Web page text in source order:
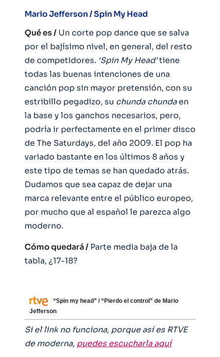
Mario Jefferson / Spin My Head
Qué es / Un corte pop dance que se salva
por el bajísimo nivel, en general, del resto
de competidores. ‘Spin My Head’tiene
todas las buenas intenciones de una
canción pop sin mayor pretensión, con su
estribillo pegadizo, su chunda chundaen
la base y los ganchos necesarios, pero,
podría ir perfectamente en el primer disco
de The Saturdays, del año 2009. El pop ha
variado bastante en los últimos 8 años y
este tipo de temas se han quedado atrás.
Dudamos que sea capaz de dejar una
marca relevante entre el público europeo,
por mucho que al español le parezca algo
moderno.
Cómo quedará / Parte media baja de la
tabla, ¿17-18?
“Spin my head” / “Pierdo el control” de Mario
Jefferson
Si el link no funciona, porque así es RTVE
de moderna, puedes escucharla aquí